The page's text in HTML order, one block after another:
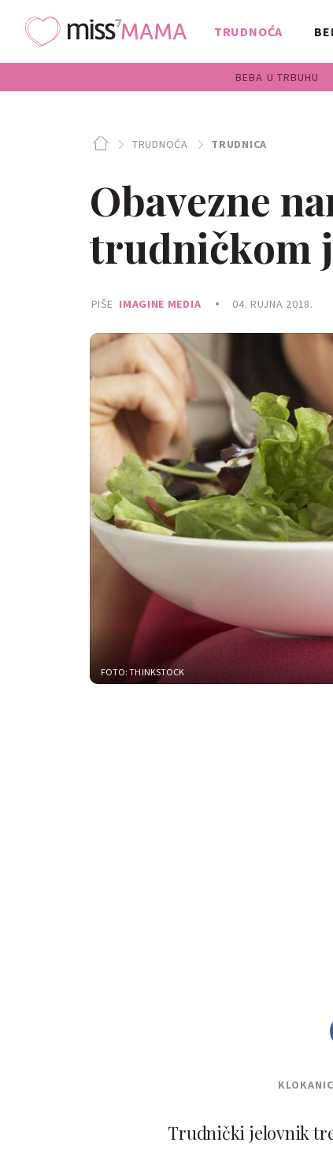
TRUDNOĆA
BEBA U TRBUHU
TRUDNOĆA TRUDNICA
Obavezne
trudničkom
PIŠE IMAGINE MEDIA 04. RUJNA 2018.
FOTO: THINKSTOCK
Trudnički jelovnik